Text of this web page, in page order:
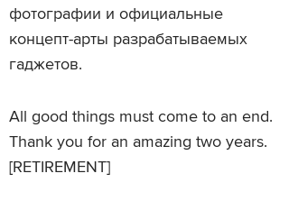
фотографии и официальные
концепт-арты разрабатываемых
гаджетов.
All good things must come to an end.
Thank you for an amazing two years.
[RETIREMENT]